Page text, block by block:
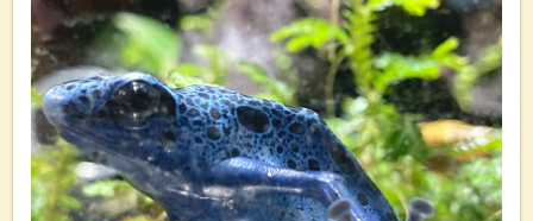
ヤドクガエルってどんなカ
介！